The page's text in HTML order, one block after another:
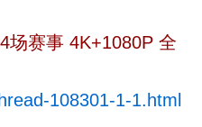
场赛事 4K+1080P 全
108301-1-1.html